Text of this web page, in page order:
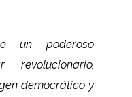
un poderoso
revolucionario,
democrático y